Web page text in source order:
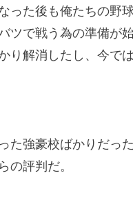
た後も俺たちの野球
で戦う為の準備が始
解消したし、今で
強豪校ばかりだっ
の評判だ。